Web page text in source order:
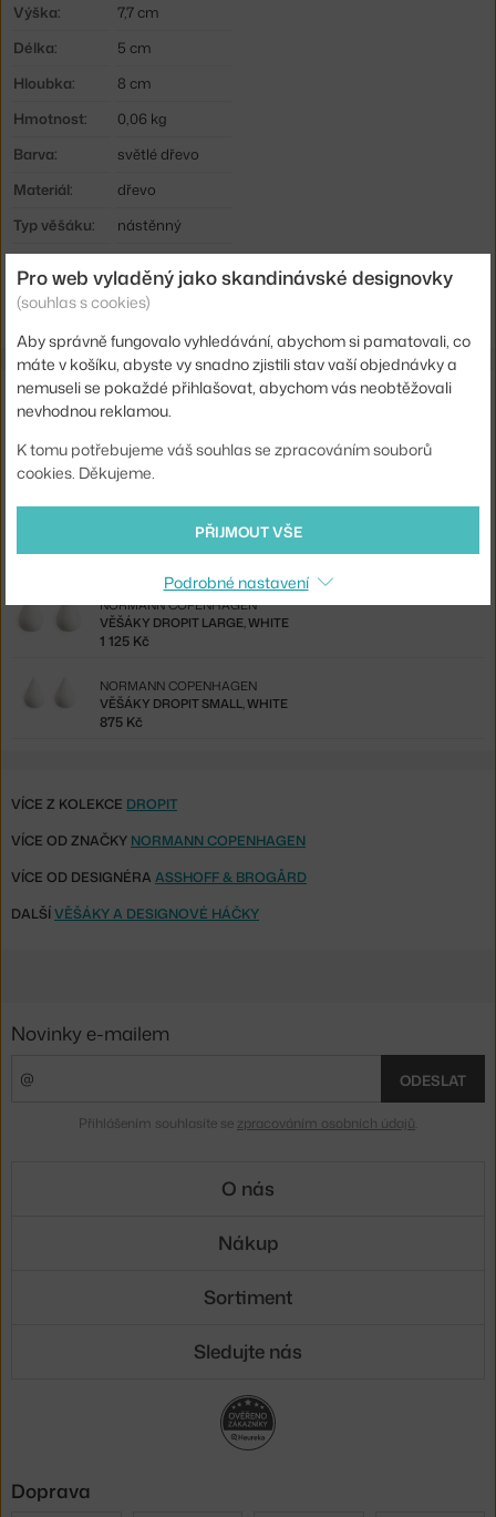
Výška:
7,7 cm
Délka:
5 cm
Hloubka:
8 cm
Hmotnost:
0,06 kg
Barva:
světlé dřevo
Materiál:
dřevo
Typ věšáku:
nástěnný
Kód produktu NCP-331540
EAN
5707434056560
Ze stejné kolekce
VĚŠÁKY DROPIT LARGE, WALNUT
NORMANN COPENHAGEN
1 500 Kč
VĚŠÁKY DROPIT LARGE, NATURE
NORMANN COPENHAGEN
VĚŠÁKY DROPIT LARGE, WHITE
NORMANN COPENHAGEN
1 125 Kč
VĚŠÁKY DROPIT SMALL, WHITE
NORMANN COPENHAGEN
875 Kč
VÍCE Z KOLEKCE DROPIT
VÍCE OD ZNAČKY NORMANN COPENHAGEN
VÍCE OD DESIGNÉRA ASSHOFF & BROGÅRD
DALŠÍ VĚŠÁKY A DESIGNOVÉ HÁČKY
Pro web vyladěný jako skandinávské designovky
(souhlas s cookies)
Aby správně fungovalo vyhledávání, abychom si pamatovali, co
máte v košíku, abyste vy snadno zjistili stav vaší objednávky a
nemuseli se pokaždé přihlašovat, abychom vás neobtěžovali
nevhodnou reklamou.
K tomu potřebujeme váš souhlas se zpracováním souborů
cookies. Děkujeme.
PŘIJMOUT VŠE
Podrobné nastavení
Novinky e-mailem
ODESLAT
Přihlášením souhlasíte se zpracováním osobních údajů
O nás
Nákup
Sortiment
Sledujte nás
Doprava